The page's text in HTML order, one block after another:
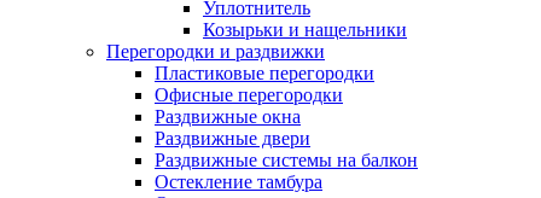
Уплотнитель
Козырьки и нащельники
Перегородки и раздвижки
Пластиковые перегородки
Офисные перегородки
Раздвижные окна
Раздвижные двери
Раздвижные системы на балкон
Остекление тамбура